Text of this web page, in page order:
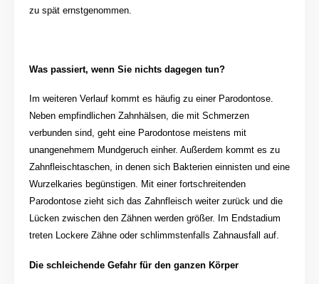
zu spät ernstgenommen.
Was passiert, wenn Sie nichts dagegen tun?
Im weiteren Verlauf kommt es häufig zu einer Parodontose.
Neben empfindlichen Zahnhälsen, die mit Schmerzen
verbunden sind, geht eine Parodontose meistens mit
unangenehmem Mundgeruch einher. Außerdem kommt es zu
Zahnfleischtaschen, in denen sich Bakterien einnisten und eine
Wurzelkaries begünstigen. Mit einer fortschreitenden
Parodontose zieht sich das Zahnfleisch weiter zurück und die
Lücken zwischen den Zähnen werden größer. Im Endstadium
treten Lockere Zähne oder schlimmstenfalls Zahnausfall auf.
Die schleichende Gefahr für den ganzen Körper